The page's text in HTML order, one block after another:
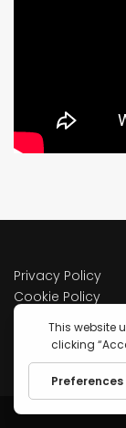
Privacy Policy
Cookie Policy